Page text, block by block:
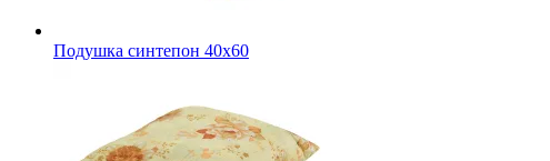
Подушка синтепон 40х60